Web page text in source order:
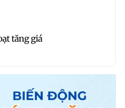
tăng giá